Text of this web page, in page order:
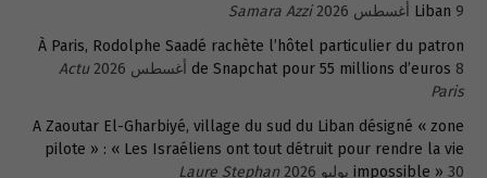
Liban 9 أغسطس 2026
Samara Azzi
À Paris, Rodolphe Saadé rachète l’hôtel particulier du patron
de Snapchat pour 55 millions d’euros 8 أغسطس 2026
Actu
Paris
A Zaoutar El-Gharbiyé, village du sud du Liban désigné « zone
pilote » : « Les Israéliens ont tout détruit pour rendre la vie
impossible » 30 يوليو 2026
Laure Stephan